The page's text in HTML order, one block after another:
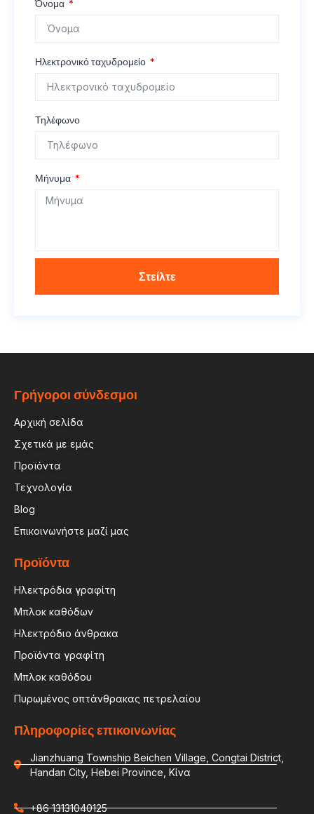
Όνομα
Ηλεκτρονικό ταχυδρομείο
Τηλέφωνο
Μήνυμα
Στείλτε
Γρήγοροι σύνδεσμοι
Αρχική σελίδα
Σχετικά με εμάς
Προϊόντα
Τεχνολογία
Blog
Επικοινωνήστε μαζί μας
Προϊόντα
Ηλεκτρόδια γραφίτη
Μπλοκ καθόδων
Ηλεκτρόδιο άνθρακα
Προϊόντα γραφίτη
Μπλοκ καθόδου
Πυρωμένος οπτάνθρακας πετρελαίου
Πληροφορίες επικοινωνίας
Jianzhuang Township Beichen Village, Congtai District,
Handan City, Hebei Province, Κίνα
+86 13131040125